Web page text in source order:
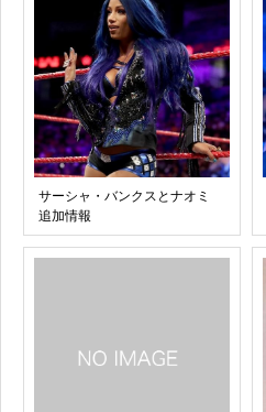
サーシャ・バンクスとナオミ
追加情報